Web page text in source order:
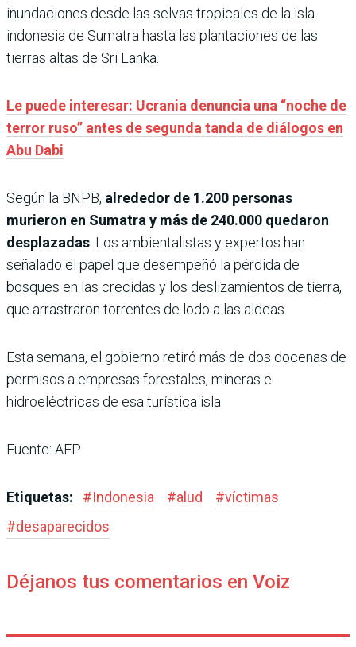
inundaciones desde las selvas tropicales de la isla
indonesia de Sumatra hasta las plantaciones de las
tierras altas de Sri Lanka.
Le puede interesar: Ucrania denuncia una “noche de
terror ruso” antes de segunda tanda de diálogos en
Abu Dabi
Según la BNPB, alrededor de 1.200 personas
murieron en Sumatra y más de 240.000 quedaron
desplazadas . Los ambientalistas y expertos han
señalado el papel que desempeñó la pérdida de
bosques en las crecidas y los deslizamientos de tierra,
que arrastraron torrentes de lodo a las aldeas.
Esta semana, el gobierno retiró más de dos docenas de
permisos a empresas forestales, mineras e
hidroeléctricas de esa turística isla.
Fuente: AFP
Etiquetas: #Indonesia #alud #víctimas
#desaparecidos
Déjanos tus comentarios en Voiz